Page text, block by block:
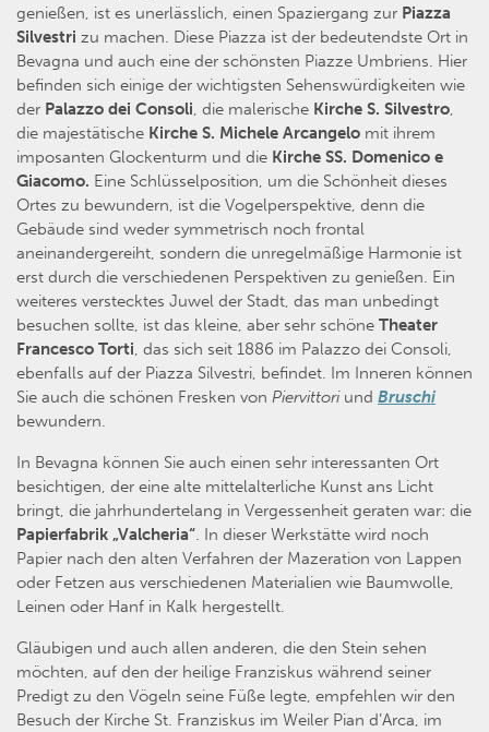
genießen, ist es unerlässlich, einen Spaziergang zur Piazza
Silvestri zu machen. Diese Piazza ist der bedeutendste Ort in
Bevagna und auch eine der schönsten Piazze Umbriens. Hier
befinden sich einige der wichtigsten Sehenswürdigkeiten wie
der Palazzo dei Consoli, die malerische Kirche S. Silvestro,
die majestätische Kirche S. Michele Arcangelo mit ihrem
imposanten Glockenturm und die Kirche SS. Domenico e
Giacomo. Eine Schlüsselposition, um die Schönheit dieses
Ortes zu bewundern, ist die Vogelperspektive, denn die
Gebäude sind weder symmetrisch noch frontal
aneinandergereiht, sondern die unregelmäßige Harmonie ist
erst durch die verschiedenen Perspektiven zu genießen. Ein
weiteres verstecktes Juwel der Stadt, das man unbedingt
besuchen sollte, ist das kleine, aber sehr schöne Theater
Francesco Torti, das sich seit 1886 im Palazzo dei Consoli,
ebenfalls auf der Piazza Silvestri, befindet. Im Inneren können
Sie auch die schönen Fresken von Piervittoriund Bruschi
bewundern.
In Bevagna können Sie auch einen sehr interessanten Ort
besichtigen, der eine alte mittelalterliche Kunst ans Licht
bringt, die jahrhundertelang in Vergessenheit geraten war: die
Papierfabrik „Valcheria“. In dieser Werkstätte wird noch
Papier nach den alten Verfahren der Mazeration von Lappen
oder Fetzen aus verschiedenen Materialien wie Baumwolle,
Leinen oder Hanf in Kalk hergestellt.
Gläubigen und auch allen anderen, die den Stein sehen
möchten, auf den der heilige Franziskus während seiner
Predigt zu den Vögeln seine Füße legte, empfehlen wir den
Besuch der Kirche St. Franziskus im Weiler Pian d’Arca, im